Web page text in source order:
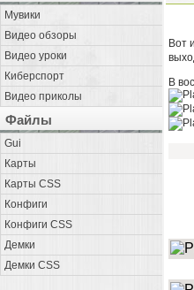
Мувики
Видео обзоры
Видео уроки
Киберспорт
Видео приколы
Файлы
Gui
Карты
Карты CSS
Конфиги
Конфиги CSS
Демки
Демки CSS
Вот
В